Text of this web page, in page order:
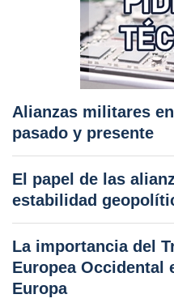
Alianzas militares
pasado y presente
El papel de las
estabilidad
La importancia del
Europea Occidental
Europa